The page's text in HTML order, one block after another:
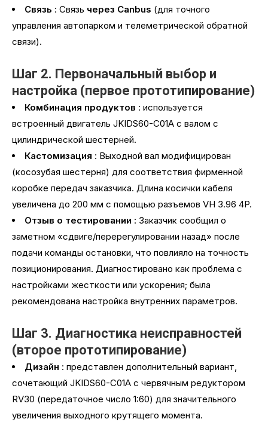
Связь : Связь через Canbus (для точного
управления автопарком и телеметрической обратной
связи).
Шаг 2. Первоначальный выбор и
настройка (первое прототипирование)
Комбинация продуктов : используется
встроенный двигатель JKIDS60-C01A с валом с
цилиндрической шестерней.
Кастомизация : Выходной вал модифицирован
(косозубая шестерня) для соответствия фирменной
коробке передач заказчика. Длина косички кабеля
увеличена до 200 мм с помощью разъемов VH 3.96 4P.
Отзыв о тестировании : Заказчик сообщил о
заметном «сдвиге/перерегулировании назад» после
подачи команды остановки, что повлияло на точность
позиционирования. Диагностировано как проблема с
настройками жесткости или ускорения; была
рекомендована настройка внутренних параметров.
Шаг 3. Диагностика неисправностей
(второе прототипирование)
Дизайн : представлен дополнительный вариант,
сочетающий JKIDS60-C01A с червячным редуктором
RV30 (передаточное число 1:60) для значительного
увеличения выходного крутящего момента.